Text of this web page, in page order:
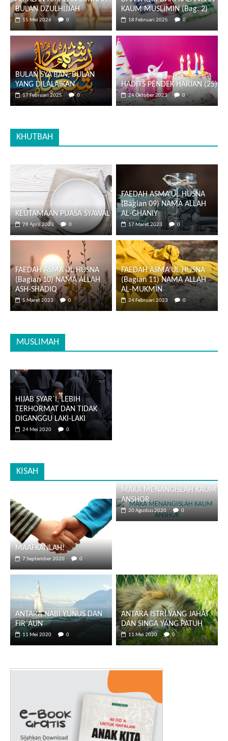
BULAN DZULHIJJAH
15 Mei 2026 0
KAUM MUSLIMIN (Bag. 2)
18 Februari 2025 0
BULAN SYA’BAN, BULAN
YANG DILALAIKAN
17 Februari 2025 0
HADITS PENDEK HARIAN (25)
24 Oktober 2023 0
KHUTBAH
KEUTAMAAN PUASA SYAWAL
28 April 2023 0
FAEDAH ASMA’UL HUSNA
(Bagian 09) NAMA ALLAH
AL-GHANIY
17 Maret 2023 0
FAEDAH ASMA’UL HUSNA
(Bagian 10) NAMA ALLAH
ASH-SHADIQ
5 Maret 2023 0
FAEDAH ASMA’UL HUSNA
(Bagian 11) NAMA ALLAH
AL-MUKMIN
24 Februari 2023 0
MUSLIMAH
HIJAB SYAR`I, LEBIH
TERHORMAT DAN TIDAK
DIGANGGU LAKI-LAKI
24 Mei 2020 0
KISAH
MAAFKANLAH!
7 September 2020 0
MAKA MENANGISLAH KAUM
ANSHOR
20 Agustus 2020 0
ANTARA NABI YUNUS DAN
FIR`AUN
11 Mei 2020 0
ANTARA ISTRI YANG JAHAT
DAN SINGA YANG PATUH
11 Mei 2020 0